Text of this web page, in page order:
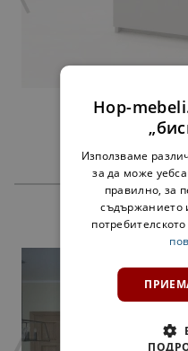
Hop-
Използваме
за да може
правилно, за
съдържанието